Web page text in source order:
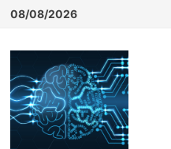
08/08/2026